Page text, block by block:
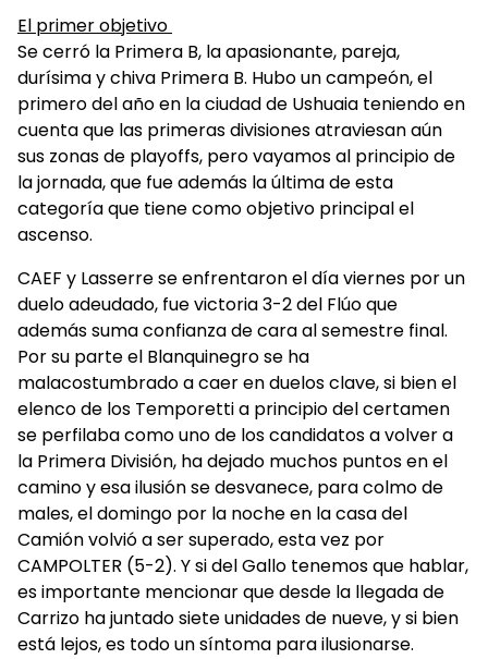
El primer objetivo
Se cerró la Primera B, la apasionante, pareja,
durísima y chiva Primera B. Hubo un campeón, el
primero del año en la ciudad de Ushuaia teniendo en
cuenta que las primeras divisiones atraviesan aún
sus zonas de playoffs, pero vayamos al principio de
la jornada, que fue además la última de esta
categoría que tiene como objetivo principal el
ascenso.
CAEF y Lasserre se enfrentaron el día viernes por un
duelo adeudado, fue victoria 3-2 del Flúo que
además suma confianza de cara al semestre final.
Por su parte el Blanquinegro se ha
malacostumbrado a caer en duelos clave, si bien el
elenco de los Temporetti a principio del certamen
se perfilaba como uno de los candidatos a volver a
la Primera División, ha dejado muchos puntos en el
camino y esa ilusión se desvanece, para colmo de
males, el domingo por la noche en la casa del
Camión volvió a ser superado, esta vez por
CAMPOLTER (5-2). Y si del Gallo tenemos que hablar,
es importante mencionar que desde la llegada de
Carrizo ha juntado siete unidades de nueve, y si bien
está lejos, es todo un síntoma para ilusionarse.